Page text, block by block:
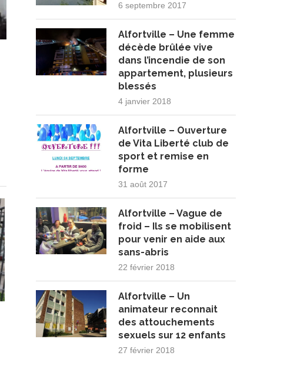
6 septembre 2017
Alfortville – Une femme
décède brûlée vive
dans l’incendie de son
appartement, plusieurs
blessés
4 janvier 2018
Alfortville – Ouverture
de Vita Liberté club de
sport et remise en
forme
31 août 2017
Alfortville – Vague de
froid – Ils se mobilisent
pour venir en aide aux
sans-abris
22 février 2018
Alfortville – Un
animateur reconnait
des attouchements
sexuels sur 12 enfants
27 février 2018